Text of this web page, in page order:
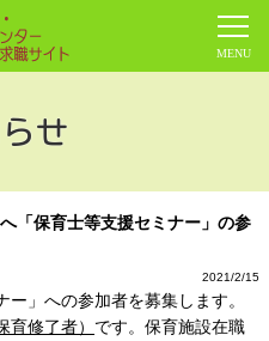
せ
「保育士等支援セミナー」の参
2021/2/15
」への参加者を募集します。
修了者） です。保育施設在職